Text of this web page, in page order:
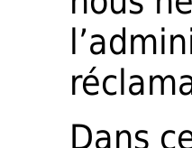
Dans